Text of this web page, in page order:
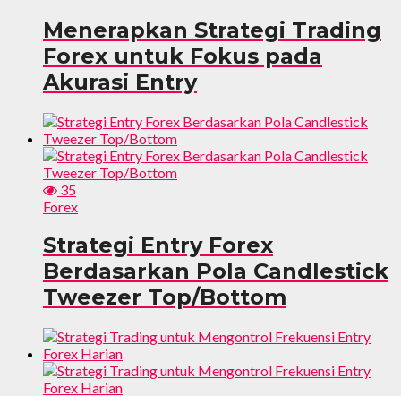
Menerapkan Strategi Trading
Forex untuk Fokus pada
Akurasi Entry
35
Forex
Strategi Entry Forex
Berdasarkan Pola Candlestick
Tweezer Top/Bottom